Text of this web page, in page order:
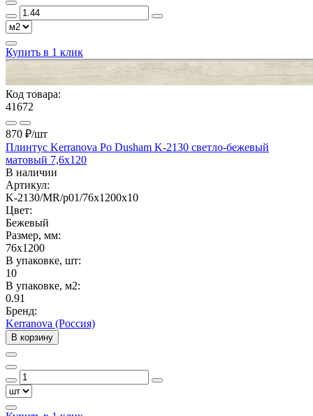
Купить в 1 клик
Код товара:
41672
870 ₽/шт
Плинтус Kerranova Po Dusham K-2130 светло-бежевый
матовый 7,6x120
В наличии
Артикул:
K-2130/MR/p01/76x1200x10
Цвет:
Бежевый
Размер, мм:
76x1200
В упаковке, шт:
10
В упаковке, м2:
0.91
Бренд:
Kerranova (Россия)
В корзину